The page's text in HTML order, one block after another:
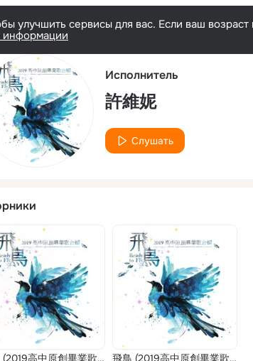
улучшить сервисы для вас. Если ваш
Исполнитель
許維妮
Слушать
飛鳥 (2019高中原創畢業歌合輯) 飛鳥 (2019高中原創畢業歌合輯)